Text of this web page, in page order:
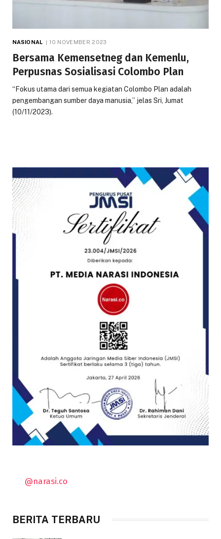
NASIONAL 10 NOVEMBER 2023
Bersama Kemensetneg dan Kemenlu,
Perpusnas Sosialisasi Colombo Plan
“Fokus utama dari semua kegiatan Colombo Plan adalah
pengembangan sumber daya manusia,” jelas Sri, Jumat
(10/11/2023).
@narasi.co
BERITA TERBARU